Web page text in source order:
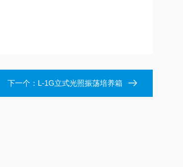
下一个： L-1G立式光照振荡培养箱